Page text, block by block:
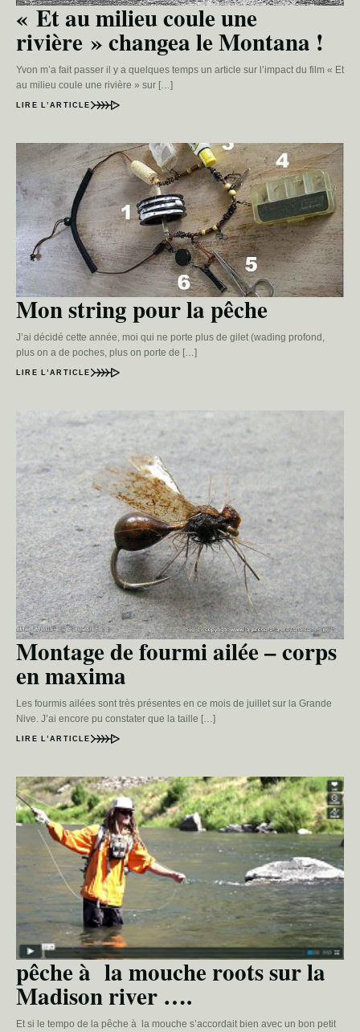
« Et au milieu coule une
rivière » changea le Montana !
Yvon m’a fait passer il y a quelques temps un article sur l’impact du film « Et
au milieu coule une rivière » sur […]
LIRE L’ARTICLE
Mon string pour la pêche
J’ai décidé cette année, moi qui ne porte plus de gilet (wading profond,
plus on a de poches, plus on porte de […]
LIRE L’ARTICLE
Montage de fourmi ailée – corps
en maxima
Les fourmis ailées sont très présentes en ce mois de juillet sur la Grande
Nive. J’ai encore pu constater que la taille […]
LIRE L’ARTICLE
pêche à la mouche roots sur la
Madison river ….
Et si le tempo de la pêche à la mouche s’accordait bien avec un bon petit